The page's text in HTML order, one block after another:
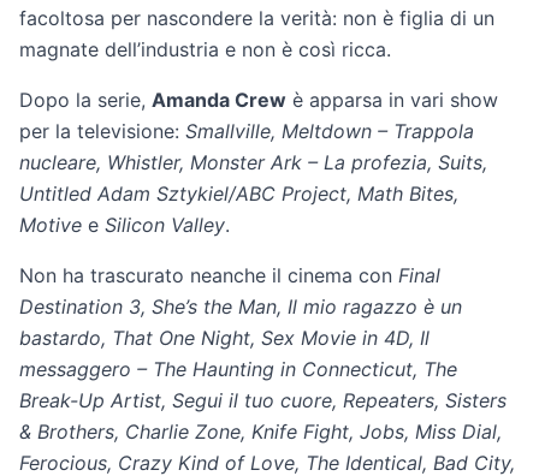
facoltosa per nascondere la verità: non è figlia di un
magnate dell’industria e non è così ricca.
Dopo la serie, Amanda Crew è apparsa in vari show
per la televisione: Smallville, Meltdown – Trappola
nucleare, Whistler, Monster Ark – La profezia, Suits,
Untitled Adam Sztykiel/ABC Project, Math Bites,
Motive e Silicon Valley.
Non ha trascurato neanche il cinema con Final
Destination 3, She’s the Man, Il mio ragazzo è un
bastardo, That One Night, Sex Movie in 4D, Il
messaggero – The Haunting in Connecticut, The
Break-Up Artist, Segui il tuo cuore, Repeaters, Sisters
& Brothers, Charlie Zone, Knife Fight, Jobs, Miss Dial,
Ferocious, Crazy Kind of Love, The Identical, Bad City,